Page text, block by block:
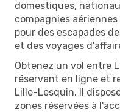
domestiques,
compagnies
pour des escapades
et des voyages
Obtenez un vol entre
réservant en ligne et
Lille-Lesquin. Il
zones réservées à